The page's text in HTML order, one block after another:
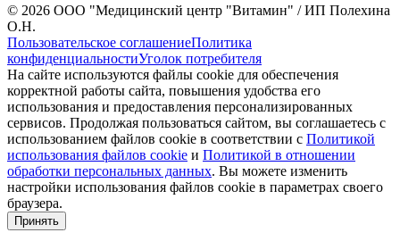
© 2026 ООО "Медицинский центр "Витамин" / ИП Полехина
О.Н.
Пользовательское соглашениеПолитика
конфиденциальностиУголок потребителя
На сайте используются файлы cookie для обеспечения
корректной работы сайта, повышения удобства его
использования и предоставления персонализированных
сервисов. Продолжая пользоваться сайтом, вы соглашаетесь с
использованием файлов cookie в соответствии с Политикой
использования файлов cookie и Политикой в отношении
обработки персональных данных. Вы можете изменить
настройки использования файлов cookie в параметрах своего
браузера.
Принять